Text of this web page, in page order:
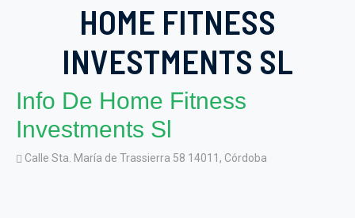
HOME FITNESS
INVESTMENTS SL
Info De Home Fitness
Investments Sl
Calle Sta. María de Trassierra 58 14011, Córdoba